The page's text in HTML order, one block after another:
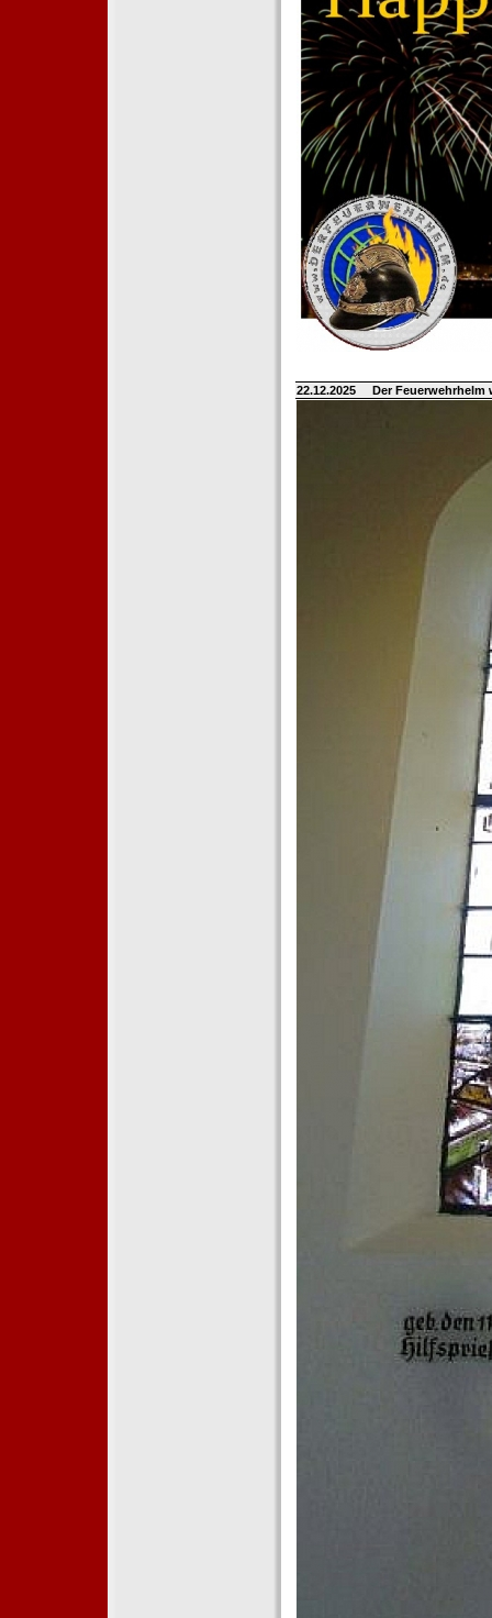
22.12.2025 Der